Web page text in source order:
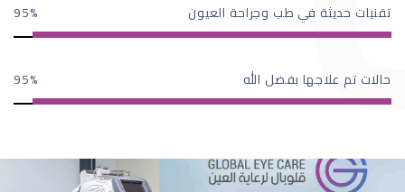
تقنيات حديثة في طب وجراحة العيون 95
حالات تم علاجها بفضل الله 95